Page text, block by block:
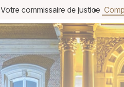
Votre commissaire de justice